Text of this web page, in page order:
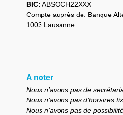
BIC: ABSOCH22XXX
Compte auprès de: Banque
1003 Lausanne
A noter
Nous n’avons pas de
Nous n’avons pas d’horaires
Nous n’avons pas de